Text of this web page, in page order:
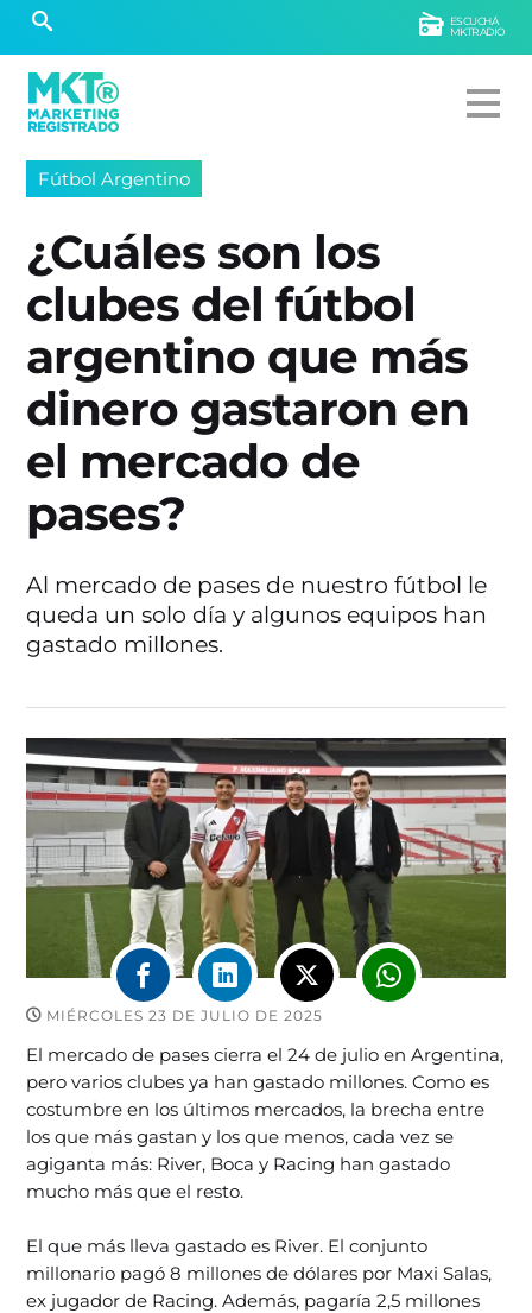
ESCUCHÁ
MKTRADIO
Fútbol Argentino
¿Cuáles son los
clubes del fútbol
argentino que más
dinero gastaron en
el mercado de
pases?
Al mercado de pases de nuestro fútbol le
queda un solo día y algunos equipos han
gastado millones.
MIÉRCOLES 23 DE JULIO DE 2025
El mercado de pases cierra el 24 de julio en Argentina,
pero varios clubes ya han gastado millones. Como es
costumbre en los últimos mercados, la brecha entre
los que más gastan y los que menos, cada vez se
agiganta más: River, Boca y Racing han gastado
mucho más que el resto.
El que más lleva gastado es River. El conjunto
millonario pagó 8 millones de dólares por Maxi Salas,
ex jugador de Racing. Además, pagaría 2,5 millones